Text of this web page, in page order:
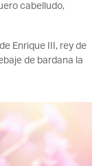
cabelludo,
Enrique III, rey de
de bardana la